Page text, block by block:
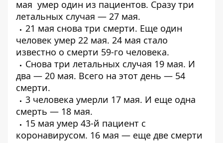
мая умер один из пациентов. Сразу три
летальных случая — 27 мая.
21 мая снова три смерти. Еще один
человек умер 22 мая. 24 мая стало
известно о смерти 59-го человека.
Снова три летальных случая 19 мая. И
два — 20 мая. Всего на этот день — 54
смерти.
3 человека умерли 17 мая. И еще одна
смерть — 18 мая.
15 мая умер 43-й пациент с
коронавирусом. 16 мая — еще две смерти